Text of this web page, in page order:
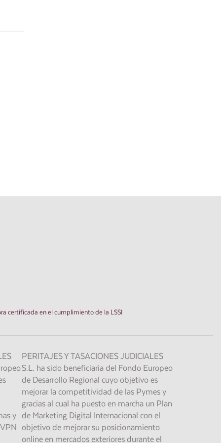
y
PERITAJES Y TASACIONES JUDICIALES
S.L. ha sido beneficiaria del Fondo Europeo
de Desarrollo Regional cuyo objetivo es
mejorar la competitividad de las Pymes y
gracias al cual ha puesto en marcha un Plan
de Marketing Digital Internacional con el
objetivo de mejorar su posicionamiento
online en mercados exteriores durante el